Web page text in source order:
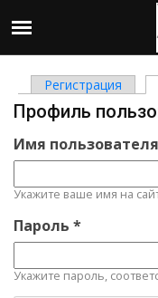
Главные вкладки
Регистрация
Профиль
Имя пользователя
Укажите ваше имя на
Пароль *
Укажите пароль,